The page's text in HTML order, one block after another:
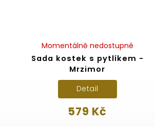
Sada kostek s pytlíkem -
Mrzimor
Momentálně nedostupné
579 Kč
Detail